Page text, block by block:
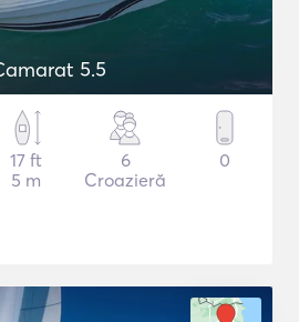
5.5
17 ft
5 m
6
Croazieră
0